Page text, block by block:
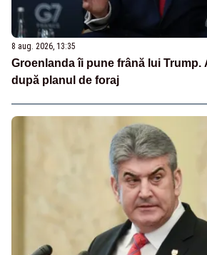
8 aug. 2026, 13:35
Groenlanda îi pune frână lui Trump.
după planul de foraj